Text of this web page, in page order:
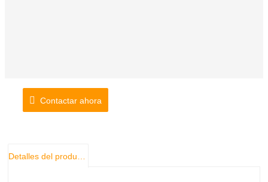
Contactar ahora
Detalles del producto